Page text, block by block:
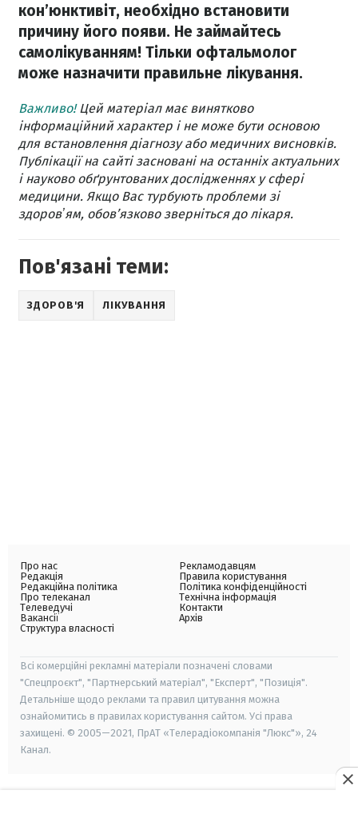
кон’юнктивіт, необхідно встановити
причину його появи. Не займайтесь
самолікуванням! Тільки офтальмолог
може назначити правильне лікування.
Важливо!Цей матеріал має винятково
інформаційний характер і не може бути основою
для встановлення діагнозу або медичних висновків.
Публікації на сайті засновані на останніх актуальних
і науково обґрунтованих дослідженнях у сфері
медицини. Якщо Вас турбують проблеми зі
здоровʼям, обов’язково зверніться до лікаря.
Пов'язані теми:
ЗДОРОВ'Я ЛІКУВАННЯ
Про нас
Редакція
Редакційна політика
Про телеканал
Телеведучі
Вакансії
Структура власності
Рекламодавцям
Правила користування
Політика конфіденційності
Технічна інформація
Контакти
Архів
Всі комерційні рекламні матеріали позначені словами
"Спецпроєкт", "Партнерський матеріал", "Експерт", "Позиція".
Детальніше щодо реклами та правил цитування можна
ознайомитись в правилах користування сайтом. Усі права
захищені. © 2005—2021, ПрАТ «Телерадіокомпанія "Люкс"», 24
Канал.